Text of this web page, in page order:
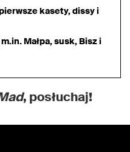
kasety, dissy i
Małpa, susk, Bisz i
, posłuchaj!